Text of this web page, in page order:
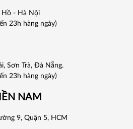
Hồ - Hà Nội
23h hàng ngày)
Sơn Trà, Đà Nẵng.
23h hàng ngày)
NAM
9, Quận 5, HCM